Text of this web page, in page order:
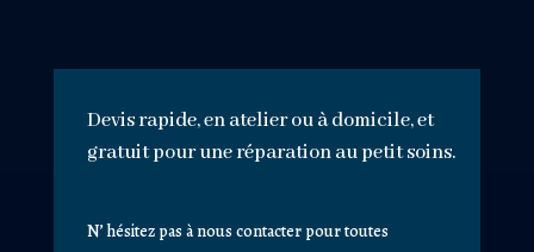
Devis rapide, en atelier ou à domicile, et
gratuit pour une réparation au petit soins.
N’ hésitez pas à nous contacter pour toutes